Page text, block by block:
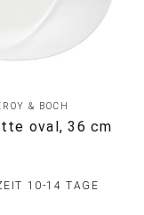
& BOCH
oval, 36 cm
10-14 TAGE